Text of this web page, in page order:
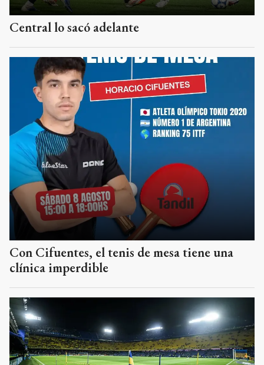
Central lo sacó adelante
Con Cifuentes, el tenis de mesa tiene una
clínica imperdible